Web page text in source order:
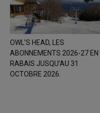
OWL’S HEAD, LES
ABONNEMENTS 2026-27 EN
RABAIS JUSQU’AU 31
OCTOBRE 2026.